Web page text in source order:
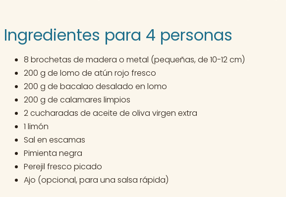
Ingredientes para 4 personas
8 brochetas de madera o metal (pequeñas, de 10-12 cm)
200 g de lomo de atún rojo fresco
200 g de bacalao desalado en lomo
200 g de calamares limpios
2 cucharadas de aceite de oliva virgen extra
1 limón
Sal en escamas
Pimienta negra
Perejil fresco picado
Ajo (opcional, para una salsa rápida)